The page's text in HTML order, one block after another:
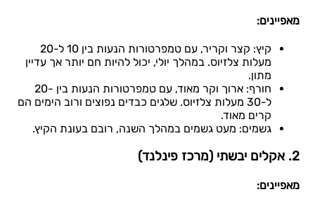
מאפיינים:
קיץ: קצר וקריר, עם טמפרטורות הנעות בין 10 ל-20
מעלות צלזיוס. במהלך יולי, יכול להיות חם יותר אך עדיין
מתון.
חורף: ארוך וקר מאוד, עם טמפרטורות הנעות בין -20
ל-30 מעלות צלזיוס. שלגים כבדים נפוצים ורוב הימים הם
קרים מאוד.
גשמים: מעט גשמים במהלך השנה, רובם בעונת הקיץ.
2. אקלים יבשתי (מרכז פינלנד)
מאפיינים: